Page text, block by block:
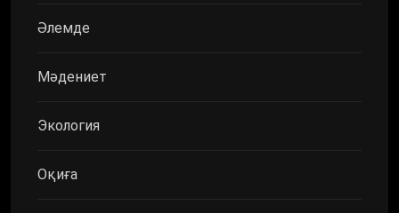
Әлемде
Мәдениет
Экология
Оқиға